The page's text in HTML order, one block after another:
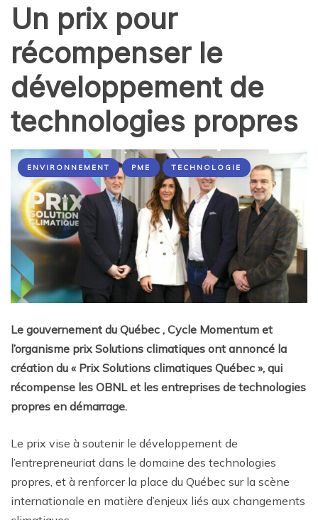
Un prix pour
récompenser le
développement de
technologies propres
ENVIRONNEMENT PME TECHNOLOGIE
Le gouvernement du Québec , Cycle Momentum et
l’organisme prix Solutions climatiques ont annoncé la
création du « Prix Solutions climatiques Québec », qui
récompense les OBNL et les entreprises de technologies
propres en démarrage.
Le prix vise à soutenir le développement de
l’entrepreneuriat dans le domaine des technologies
propres, et à renforcer la place du Québec sur la scène
internationale en matière d’enjeux liés aux changements